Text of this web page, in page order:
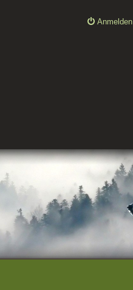
Anmelden